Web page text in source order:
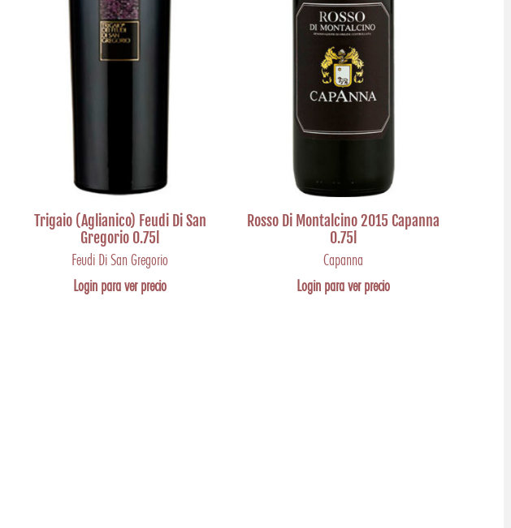
Trigaio (Aglianico) Feudi Di San
Gregorio 0.75l
Feudi Di San Gregorio
Login para ver precio
Rosso Di Montalcino 2015 Capanna
0.75l
Capanna
Login para ver precio